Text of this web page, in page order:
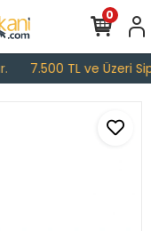
7.500 TL ve Üzeri
0